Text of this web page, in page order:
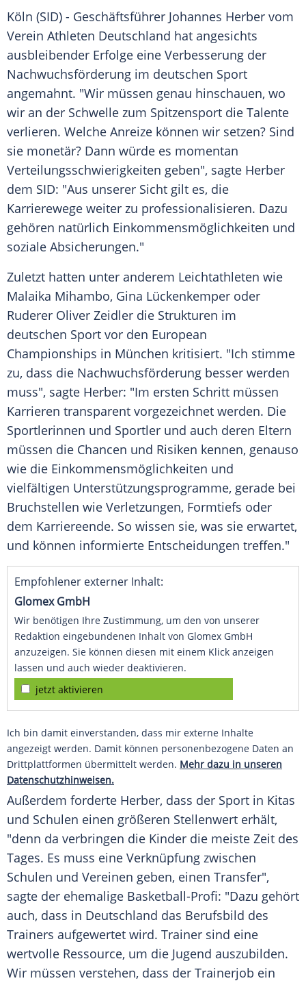
Köln (SID) - Geschäftsführer Johannes Herber vom
Verein Athleten Deutschland hat angesichts
ausbleibender Erfolge eine Verbesserung der
Nachwuchsförderung im deutschen Sport
angemahnt. "Wir müssen genau hinschauen, wo
wir an der Schwelle zum Spitzensport die Talente
verlieren. Welche Anreize können wir setzen? Sind
sie monetär? Dann würde es momentan
Verteilungsschwierigkeiten geben", sagte Herber
dem SID: "Aus unserer Sicht gilt es, die
Karrierewege weiter zu professionalisieren. Dazu
gehören natürlich Einkommensmöglichkeiten und
soziale Absicherungen."
Zuletzt hatten unter anderem Leichtathleten wie
Malaika Mihambo, Gina Lückenkemper oder
Ruderer Oliver Zeidler die Strukturen im
deutschen Sport vor den European
Championships in München kritisiert. "Ich stimme
zu, dass die Nachwuchsförderung besser werden
muss", sagte Herber: "Im ersten Schritt müssen
Karrieren transparent vorgezeichnet werden. Die
Sportlerinnen und Sportler und auch deren Eltern
müssen die Chancen und Risiken kennen, genauso
wie die Einkommensmöglichkeiten und
vielfältigen Unterstützungsprogramme, gerade bei
Bruchstellen wie Verletzungen, Formtiefs oder
dem Karriereende. So wissen sie, was sie erwartet,
und können informierte Entscheidungen treffen."
Empfohlener externer Inhalt:
Glomex GmbH
Wir benötigen Ihre Zustimmung, um den von unserer
Redaktion eingebundenen Inhalt von Glomex GmbH
anzuzeigen. Sie können diesen mit einem Klick anzeigen
lassen und auch wieder deaktivieren.
jetzt aktivieren
Ich bin damit einverstanden, dass mir externe Inhalte
angezeigt werden. Damit können personenbezogene Daten an
Drittplattformen übermittelt werden. Mehr dazu in unseren
Datenschutzhinweisen.
Außerdem forderte Herber, dass der Sport in Kitas
und Schulen einen größeren Stellenwert erhält,
"denn da verbringen die Kinder die meiste Zeit des
Tages. Es muss eine Verknüpfung zwischen
Schulen und Vereinen geben, einen Transfer",
sagte der ehemalige Basketball-Profi: "Dazu gehört
auch, dass in Deutschland das Berufsbild des
Trainers aufgewertet wird. Trainer sind eine
wertvolle Ressource, um die Jugend auszubilden.
Wir müssen verstehen, dass der Trainerjob ein